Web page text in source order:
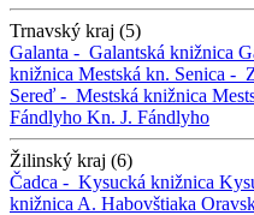
Trnavský kraj (5)
Galanta - Galantská knižnica
knižnica Mestská kn. Senica -
Sereď - Mestská knižnica
Fándlyho Kn. J. Fándlyho
Žilinský kraj (6)
Čadca - Kysucká knižnica
knižnica A. Habovštiaka